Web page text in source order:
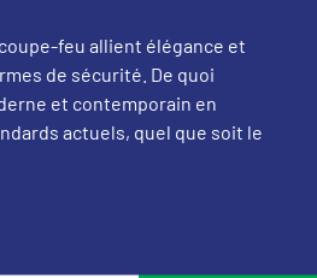
feu allient élégance et
de sécurité. De quoi
et contemporain en
actuels, quel que soit le